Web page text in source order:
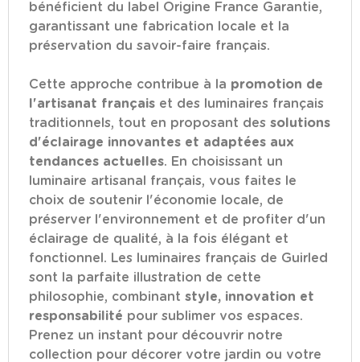
bénéficient du label Origine France Garantie,
garantissant une fabrication locale et la
préservation du savoir-faire français.
Cette approche contribue à la promotion de
l'artisanat français et des luminaires français
traditionnels, tout en proposant des solutions
d'éclairage innovantes et adaptées aux
tendances actuelles. En choisissant un
luminaire artisanal français, vous faites le
choix de soutenir l'économie locale, de
préserver l'environnement et de profiter d'un
éclairage de qualité, à la fois élégant et
fonctionnel. Les luminaires français de Guirled
sont la parfaite illustration de cette
philosophie, combinant style, innovation et
responsabilité pour sublimer vos espaces.
Prenez un instant pour découvrir notre
collection pour décorer votre jardin ou votre